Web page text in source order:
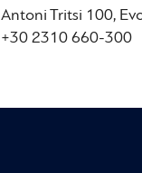
Antoni Tritsi 100,
+30 2310 660-300